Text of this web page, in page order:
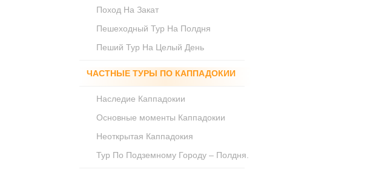
Поход На Закат
Пешеходный Тур На Полдня
Пеший Тур На Целый День
ЧАСТНЫЕ ТУРЫ ПО КАППАДОКИИ
Наследие Каппадокии
Основные моменты Каппадокии
Неоткрытая Каппадокия
Тур По Подземному Городу – Полдня.